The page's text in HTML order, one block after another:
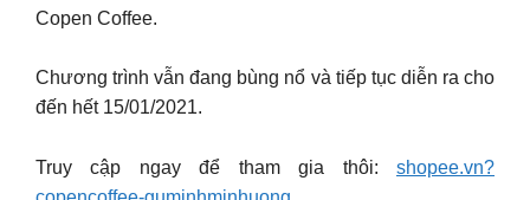
Copen Coffee.
Chương trình vẫn đang bùng nổ và tiếp tục diễn ra cho
đến hết 15/01/2021.
Truy cập ngay để tham gia thôi: shopee.vn?